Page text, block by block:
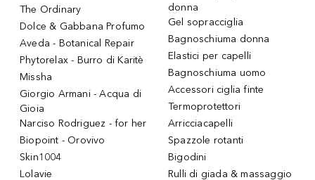
The Ordinary
Dolce & Gabbana Profumo
Aveda - Botanical Repair
Phytorelax - Burro di Karitè
Missha
Giorgio Armani - Acqua di
Gioia
Narciso Rodriguez - for her
Biopoint - Orovivo
Skin1004
Lolavie
donna
Gel sopracciglia
Bagnoschiuma donna
Elastici per capelli
Bagnoschiuma uomo
Accessori ciglia finte
Termoprotettori
Arricciacapelli
Spazzole rotanti
Bigodini
Rulli di giada & massaggio